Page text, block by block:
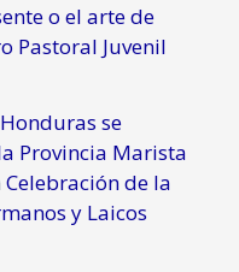
o el arte de
Pastoral Juvenil
se
Provincia Marista
Celebración de la
y Laicos